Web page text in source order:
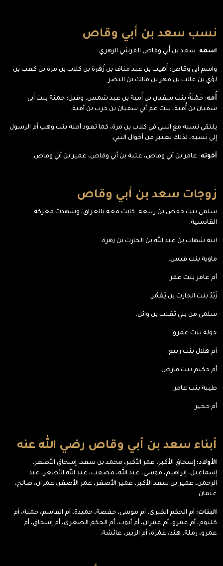
نسب سعد بن أبي وقاص
اسمه: سعد بن أَبي وقاص القرشي الزهري.
واسم أَبي وقاص: أُهيب بن عبد مناف بن زُهْرة بن كلاب بن مرة بن كعب بن
لؤي بن غالب بن فهر بن مالك بن النضر.
أُمه: حَمْنَةُ بنت سفيان بن أُمية بن عبد شمس. وقيل: حمنة بنت أَبي
سفيان بن أُمية، بنت عم أبي سفيان بن حرب بن أمية.
يلتقي نسبه مع النبي في كلاب بن مرة، كما تعود آمنة بنت وهب أم الرسول
إلى نسبه، لذلك يعتبر من أخوال النبي.
أخوته: عامر بن أبي وقاص، عتبة بن أبي وقاص، عمير بن أبي وقاص.
زوجات سعد بن أبي وقاص
سلمى بنت حفص بن ربيعة: كانت معه بالعراق، وشهدت معركة
القادسية.
ابنة شهاب بن عبد الله بن الحارث بن زهرة.
ماوية بنت قيس.
أم عامر بنت عمر.
زَبَدُ بنت الحارث بن يَعْمُر.
سلمى من بني تغلب بن وائل.
خولة بنت عمرو.
أم هلال بنت ربيع.
أم حكيم بنت قارض.
طيبة بنت عامر.
أم حجير.
أبناء سعد بن أبي وقاص رضي الله عنه
الأولاد: إسحاق الأكبر، عمر الأكبر، محمد بن سعد، إسحاق الأصغر،
إسماعيل، إبراهيم، موسى، عبد الله، مصعب، عبد الله الأصغر، عبد
الرحمن، عمير بن سعد الأكبر، عمير الأصغر، عمر الأصغر، عمران، صالح،
عثمان.
البنات: أم الحكم الكبرى، أم موسى، حفصة، حميدة، أم القاسم، حمنة، أم
كلثوم، أم عمرو، أم عمران، أم أيوب، أم الحكم الصغرى، أم إسحاق، أم
عمرو، رملة، هند، عَمْرَة، أم الزبير، عائشة.